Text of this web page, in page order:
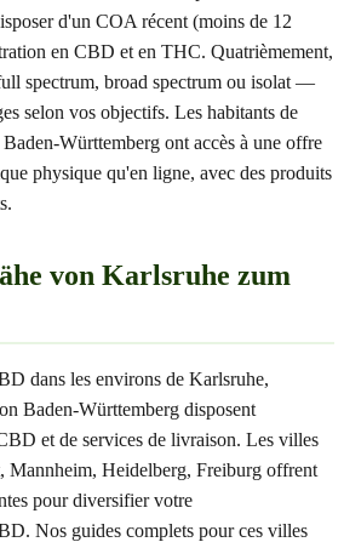
d'un COA récent (moins de 12
en CBD et en THC. Quatrièmement,
spectrum, broad spectrum ou isolat —
selon vos objectifs. Les habitants de
Württemberg ont accès à une offre
physique qu'en ligne, avec des produits
von Karlsruhe zum
dans les environs de Karlsruhe,
Baden-Württemberg disposent
et de services de livraison. Les villes
Mannheim, Heidelberg, Freiburg offrent
pour diversifier votre
Nos guides complets pour ces villes